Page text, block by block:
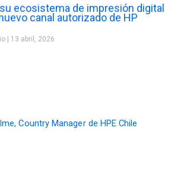
ecosistema de impresión digital
canal autorizado de HP
13 abril, 2026